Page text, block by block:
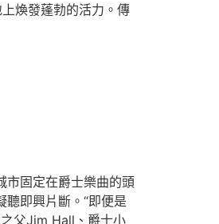
煥發蓬勃的活力。傳
固定在爵士樂曲的頭
即興片斷。“即便是
父Jim Hall、爵士小